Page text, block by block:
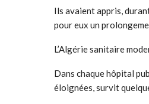
Ils avaient appris,
pour eux un
L’Algérie sanitaire
Dans chaque hôpital
éloignées, survit